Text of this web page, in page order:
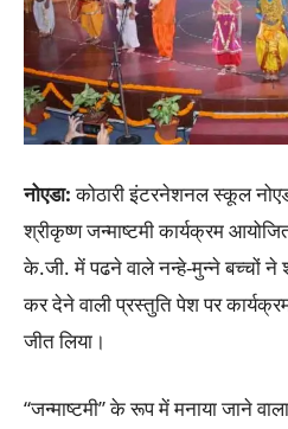
नोएडा:कोठारी इंटरनेशनल स्कूल
श्रीकृष्ण जन्माष्टमी कार्यक्रम
के.जी. में पढने वाले नन्हे-मुन्ने बच्चों ने
कर देने वाली प्रस्तुति पेश पर
जीत लिया।
“जन्माष्टमी” के रूप में मनाया जाने